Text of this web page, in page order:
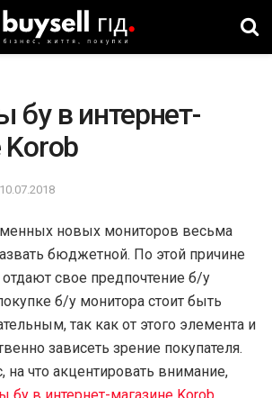
бу в интернет-
Korob
10.07.2018
новых мониторов весьма
бюджетной. По этой причине
свое предпочтение б/у
б/у монитора стоит быть
так как от этого элемента и
зависеть зрение покупателя.
на что акцентировать внимание,